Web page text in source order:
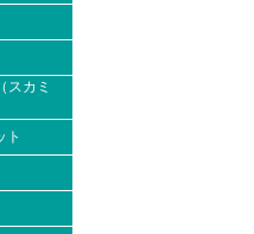
スカミ
ト